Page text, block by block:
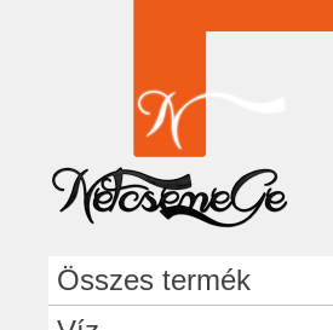
Összes termék